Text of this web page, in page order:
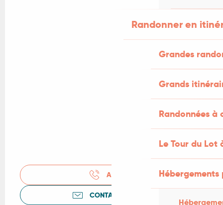
Randonner en
Grandes
Grands
Randonnées
Le Tour du Lot
APPELER
CONTACTEZ-NOUS